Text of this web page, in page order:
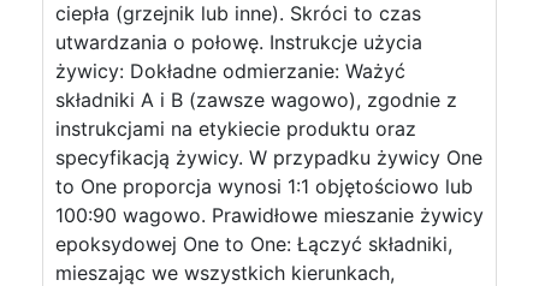
ciepła (grzejnik lub inne). Skróci to czas
utwardzania o połowę. Instrukcje użycia
żywicy: Dokładne odmierzanie: Ważyć
składniki A i B (zawsze wagowo), zgodnie z
instrukcjami na etykiecie produktu oraz
specyfikacją żywicy. W przypadku żywicy One
to One proporcja wynosi 1:1 objętościowo lub
100:90 wagowo. Prawidłowe mieszanie żywicy
epoksydowej One to One: Łączyć składniki,
mieszając we wszystkich kierunkach,